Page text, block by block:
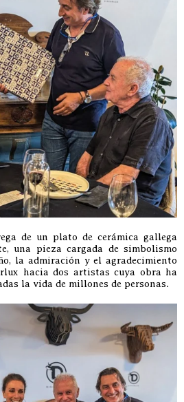
de un plato de cerámica gallega
una pieza cargada de simbolismo
la admiración y el agradecimiento
hacia dos artistas cuya obra ha
la vida de millones de personas.